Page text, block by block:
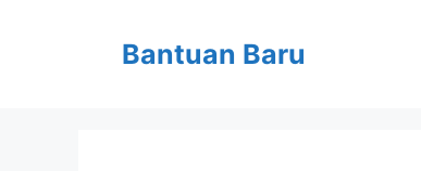
Bantuan Baru